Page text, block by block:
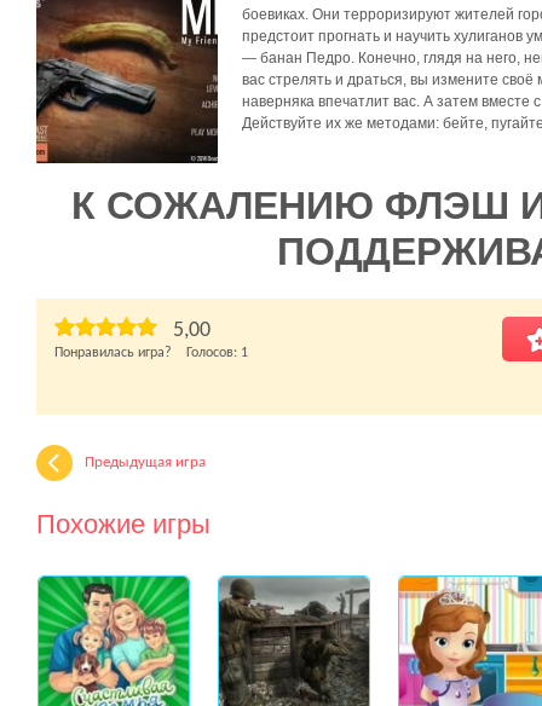
боевиках. Они терроризируют жителей
предстоит прогнать и научить хулиганов
— банан Педро. Конечно, глядя на него,
вас стрелять и драться, вы измените
наверняка впечатлит вас. А затем
Действуйте их же методами: бейте,
К СОЖАЛЕНИЮ ФЛЭШ
5,00
Понравилась игра? Голосов: 1
Предыдущая игра
Похожие игры